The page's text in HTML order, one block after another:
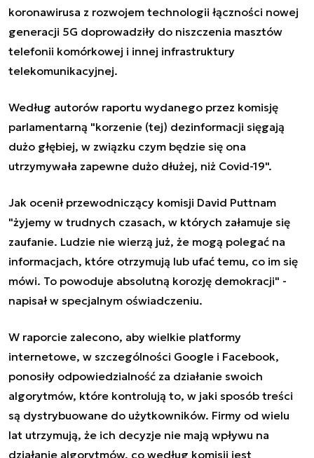
koronawirusa z rozwojem technologii łączności nowej
generacji 5G doprowadziły do niszczenia masztów
telefonii komórkowej i innej infrastruktury
telekomunikacyjnej.
Według autorów raportu wydanego przez komisję
parlamentarną "korzenie (tej) dezinformacji sięgają
dużo głębiej, w związku czym będzie się ona
utrzymywała zapewne dużo dłużej, niż Covid-19".
Jak ocenił przewodniczący komisji David Puttnam
"żyjemy w trudnych czasach, w których załamuje się
zaufanie. Ludzie nie wierzą już, że mogą polegać na
informacjach, które otrzymują lub ufać temu, co im się
mówi. To powoduje absolutną korozję demokracji" -
napisał w specjalnym oświadczeniu.
W raporcie zalecono, aby wielkie platformy
internetowe, w szczególności Google i Facebook,
ponosiły odpowiedzialność za działanie swoich
algorytmów, które kontrolują to, w jaki sposób treści
są dystrybuowane do użytkowników. Firmy od wielu
lat utrzymują, że ich decyzje nie mają wpływu na
działanie algorytmów, co według komisji jest